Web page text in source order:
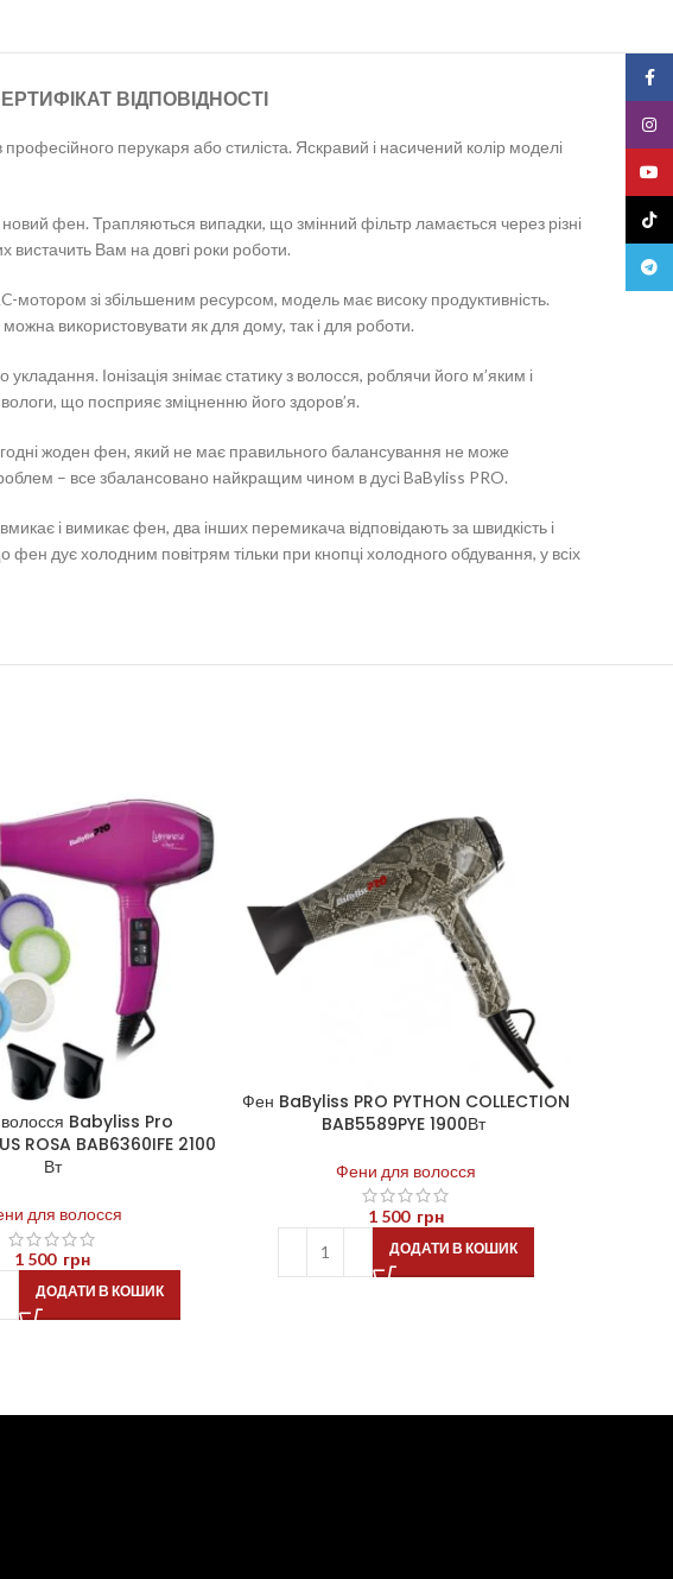
ВІДПОВІДНОСТІ
перукаря або стиліста. Яскравий і насичений колір моделі
фен. Трапляються випадки, що змінний фільтр ламається через різні
вистачить Вам на довгі роки роботи.
мотором зі збільшеним ресурсом, модель має високу продуктивність.
використовувати як для дому, так і для роботи.
Іонізація знімає статику з волосся, роблячи його м’яким і
що посприяє зміцненню його здоров’я.
жоден фен, який не має правильного балансування не може
– все збалансовано найкращим чином в дусі BaByliss PRO.
і вимикає фен, два інших перемикача відповідають за швидкість і
дує холодним повітрям тільки при кнопці холодного обдування, у всіх
Babyliss Pro
ROSA BAB6360IFE 2100
Вт
для волосся
1 500 грн
ДОДАТИ В КОШИК
Фен BaByliss PRO PYTHON COLLECTION
BAB5589PYE 1900Вт
Фени для волосся
1 500 грн
ДОДАТИ В КОШИК